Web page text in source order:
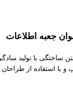
جعبه اطلاعات
ساختگی با تولید
با استفاده از طراحان